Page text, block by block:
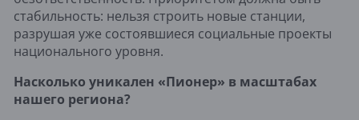
стабильность: нельзя строить новые станции,
разрушая уже состоявшиеся социальные проекты
национального уровня.
Насколько уникален «Пионер» в масштабах
нашего региона?